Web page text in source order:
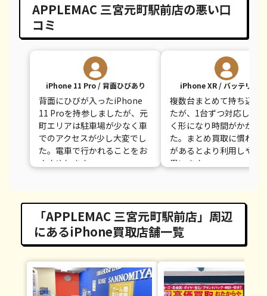
APPLEMAC 三宮元町駅前店の悪い口
コミ
iPhone 11 Pro / 背面ひびあり
背面にひびが入ったiPhone
11 Proを持参しましたが、元
町エリアは駐車場が少なく車
でのアクセスが少し大変でし
た。電車で行かれることをお
すすめします。
iPhone XR / バッテリー
複数台まとめて持ち込み
たが、1台ずつ対応して
く形になり時間がかかり
た。まとめ買取に慣れた
があるとより利用しやす
思います。
「APPLEMAC 三宮元町駅前店」周辺
にあるiPhone買取店舗一覧